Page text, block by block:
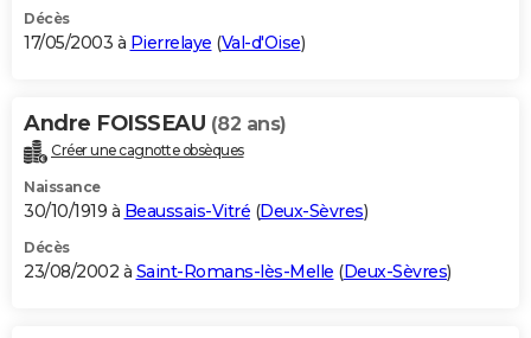
Décès
17/05/2003 à Pierrelaye (Val-d'Oise)
Andre FOISSEAU (82 ans)
Créer une cagnotte obsèques
Naissance
30/10/1919 à Beaussais-Vitré (Deux-Sèvres)
Décès
23/08/2002 à Saint-Romans-lès-Melle (Deux-Sèvres)